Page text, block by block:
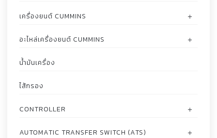
เครื่องยนต์ CUMMINS
อะไหล่เครื่องยนต์ CUMMINS
น้ำมันเครื่อง
ไส้กรอง
CONTROLLER
AUTOMATIC TRANSFER SWITCH (ATS)